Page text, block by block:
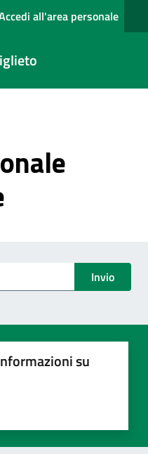
all'area personale
Invio
su
su 5